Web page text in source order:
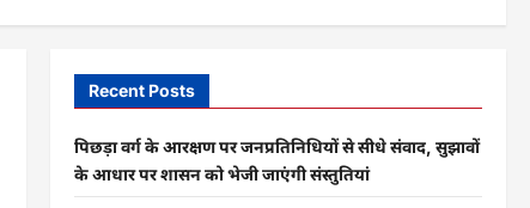
Recent Posts
पिछड़ा वर्ग के आरक्षण पर जनप्रतिनिधियों से सीधे संवाद, सुझावों
के आधार पर शासन को भेजी जाएंगी संस्तुतियां